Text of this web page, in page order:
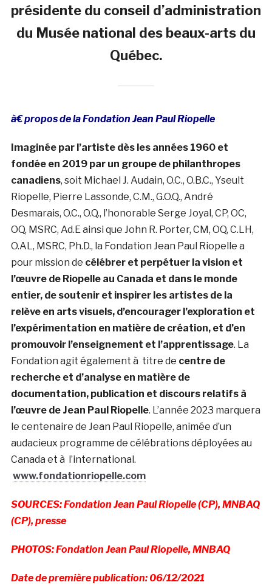
présidente du conseil d’administration
du Musée national des beaux-arts du
Québec.
à€ propos de la Fondation Jean Paul Riopelle
Imaginée par l’artiste dès les années 1960 et
fondée en 2019 par un groupe de philanthropes
canadiens, soit Michael J. Audain, O.C., O.B.C., Yseult
Riopelle, Pierre Lassonde, C.M., G.O.Q., André
Desmarais, O.C., O.Q., l’honorable Serge Joyal, CP, OC,
OQ, MSRC, Ad.E ainsi que John R. Porter, CM, OQ, C.LH,
O.AL, MSRC, Ph.D., la Fondation Jean Paul Riopelle a
pour mission de célébrer et perpétuer la vision et
l’œuvre de Riopelle au Canada et dans le monde
entier, de soutenir et inspirer les artistes de la
relève en arts visuels, d’encourager l’exploration et
l’expérimentation en matière de création, et d’en
promouvoir l’enseignement et l’apprentissage. La
Fondation agit également à titre de centre de
recherche et d’analyse en matière de
documentation, publication et discours relatifs à
l’œuvre de Jean Paul Riopelle. L’année 2023 marquera
le centenaire de Jean Paul Riopelle, animée d’un
audacieux programme de célébrations déployées au
Canada et à l’international.
www.fondationriopelle.com
SOURCES: Fondation Jean Paul Riopelle (CP), MNBAQ
(CP), presse
PHOTOS: Fondation Jean Paul Riopelle, MNBAQ
Date de première publication: 06/12/2021